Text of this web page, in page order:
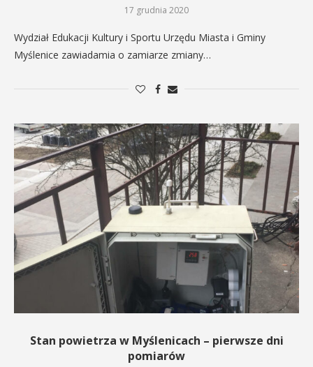
17 grudnia 2020
Wydział Edukacji Kultury i Sportu Urzędu Miasta i Gminy
Myślenice zawiadamia o zamiarze zmiany…
Stan powietrza w Myślenicach – pierwsze dni
pomiarów